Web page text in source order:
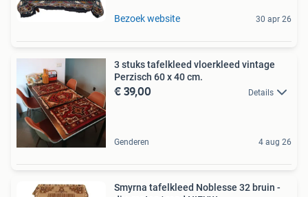
Bezoek website 30 apr 26
3 stuks tafelkleed vloerkleed vintage
Perzisch 60 x 40 cm.
€ 39,00 Details
Genderen 4 aug 26
Smyrna tafelkleed Noblesse 32 bruin -